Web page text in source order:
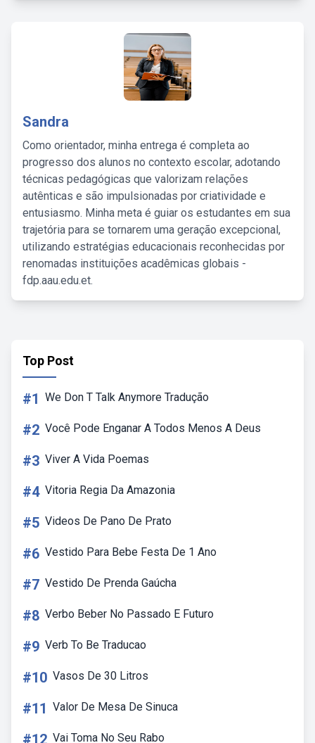
Sandra
Como orientador, minha entrega é completa ao
progresso dos alunos no contexto escolar, adotando
técnicas pedagógicas que valorizam relações
autênticas e são impulsionadas por criatividade e
entusiasmo. Minha meta é guiar os estudantes em sua
trajetória para se tornarem uma geração excepcional,
utilizando estratégias educacionais reconhecidas por
renomadas instituições acadêmicas globais -
fdp.aau.edu.et.
Top Post
#1 We Don T Talk Anymore Tradução
#2 Você Pode Enganar A Todos Menos A Deus
#3 Viver A Vida Poemas
#4 Vitoria Regia Da Amazonia
#5 Videos De Pano De Prato
#6 Vestido Para Bebe Festa De 1 Ano
#7 Vestido De Prenda Gaúcha
#8 Verbo Beber No Passado E Futuro
#9 Verb To Be Traducao
#10 Vasos De 30 Litros
#11 Valor De Mesa De Sinuca
#12 Vai Toma No Seu Rabo